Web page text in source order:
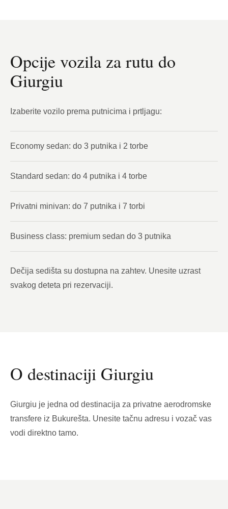
Opcije vozila za rutu do
Giurgiu
Izaberite vozilo prema putnicima i prtljagu:
Economy sedan: do 3 putnika i 2 torbe
Standard sedan: do 4 putnika i 4 torbe
Privatni minivan: do 7 putnika i 7 torbi
Business class: premium sedan do 3 putnika
Dečija sedišta su dostupna na zahtev. Unesite uzrast
svakog deteta pri rezervaciji.
O destinaciji Giurgiu
Giurgiu je jedna od destinacija za privatne aerodromske
transfere iz Bukurešta. Unesite tačnu adresu i vozač vas
vodi direktno tamo.